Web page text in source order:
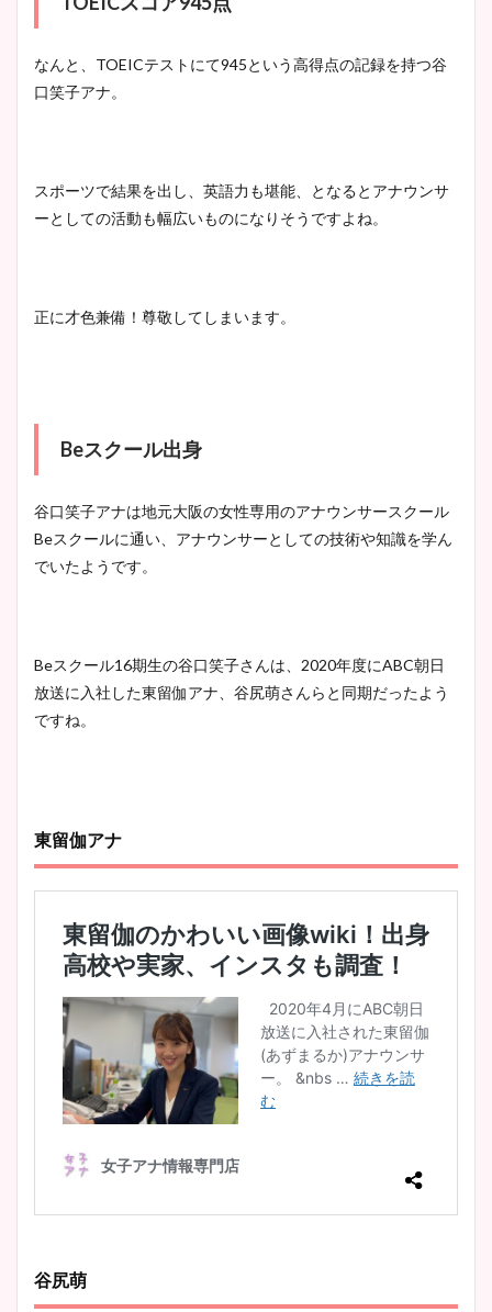
なんと、TOEICテストにて945という高得点の記録を持つ谷
口笑子アナ。
スポーツで結果を出し、英語力も堪能、となるとアナウンサ
ーとしての活動も幅広いものになりそうですよね。
正に才色兼備！尊敬してしまいます。
Beスクール出身
谷口笑子アナは地元大阪の女性専用のアナウンサースクール
Beスクールに通い、アナウンサーとしての技術や知識を学ん
でいたようです。
Beスクール16期生の谷口笑子さんは、2020年度にABC朝日
放送に入社した東留伽アナ、谷尻萌さんらと同期だったよう
ですね。
東留伽アナ
谷尻萌